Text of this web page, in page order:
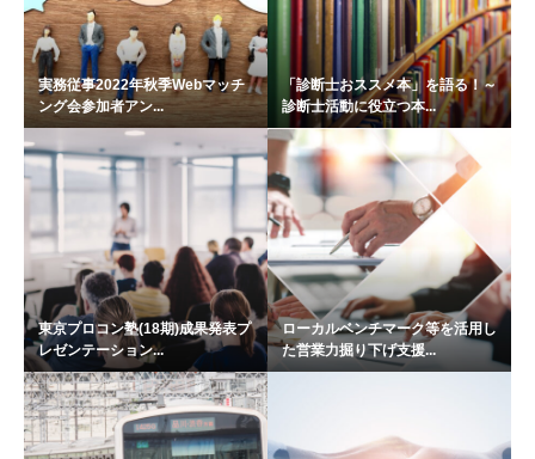
実務従事2022年秋季Webマッチ
ング会参加者アン...
「診断士おススメ本」を語る！～
診断士活動に役立つ本...
東京プロコン塾(18期)成果発表プ
レゼンテーション...
ローカルベンチマーク等を活用し
た営業力掘り下げ支援...